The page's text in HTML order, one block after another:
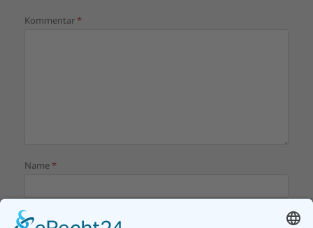
Kommentar*
Name*
E-Mail-Adresse